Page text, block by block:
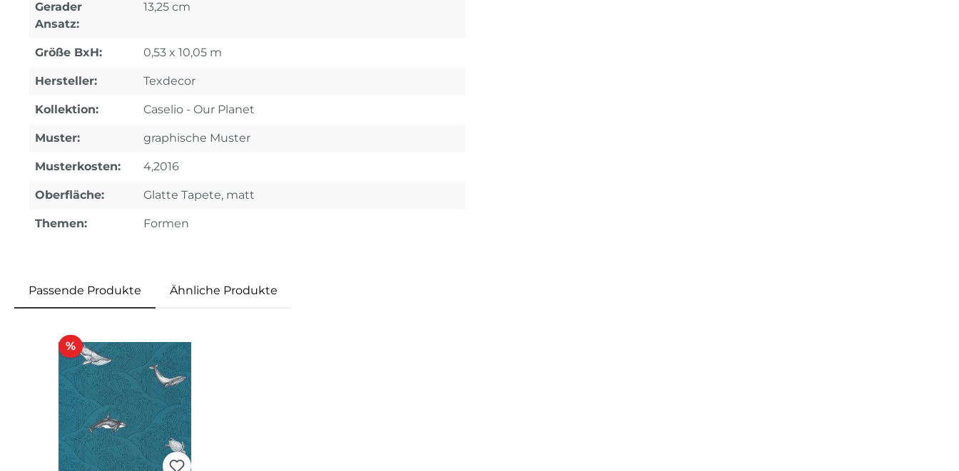
Gerader
Ansatz:
13,25 cm
Größe BxH: 0,53 x 10,05 m
Hersteller: Texdecor
Kollektion: Caselio - Our Planet
Muster: graphische Muster
Musterkosten: 4,2016
Oberfläche: Glatte Tapete, matt
Themen: Formen
Passende Produkte Ähnliche Produkte
%Rabatt